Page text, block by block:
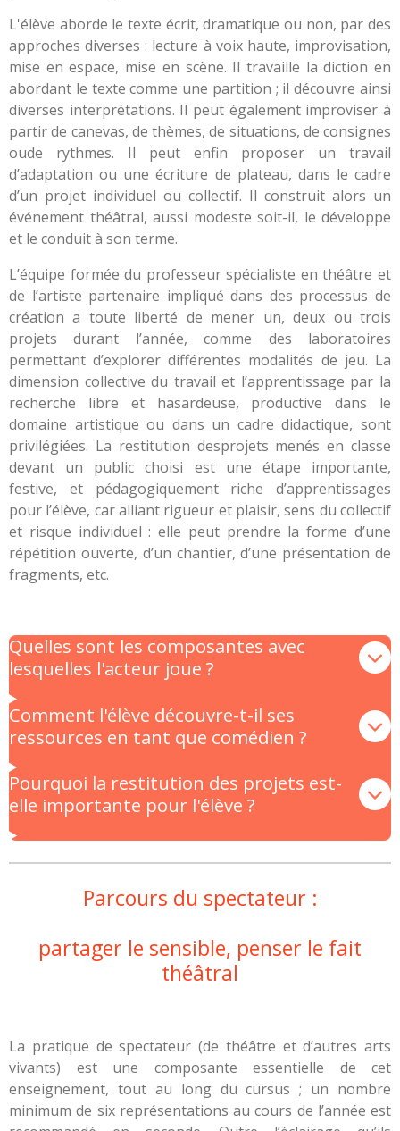
L'élève aborde le texte écrit, dramatique ou non, par des
approches diverses : lecture à voix haute, improvisation,
mise en espace, mise en scène. Il travaille la diction en
abordant le texte comme une partition ; il découvre ainsi
diverses interprétations. Il peut également improviser à
partir de canevas, de thèmes, de situations, de consignes
oude rythmes. Il peut enfin proposer un travail
d’adaptation ou une écriture de plateau, dans le cadre
d’un projet individuel ou collectif. Il construit alors un
événement théâtral, aussi modeste soit-il, le développe
et le conduit à son terme.
L’équipe formée du professeur spécialiste en théâtre et
de l’artiste partenaire impliqué dans des processus de
création a toute liberté de mener un, deux ou trois
projets durant l’année, comme des laboratoires
permettant d’explorer différentes modalités de jeu. La
dimension collective du travail et l’apprentissage par la
recherche libre et hasardeuse, productive dans le
domaine artistique ou dans un cadre didactique, sont
privilégiées. La restitution desprojets menés en classe
devant un public choisi est une étape importante,
festive, et pédagogiquement riche d’apprentissages
pour l’élève, car alliant rigueur et plaisir, sens du collectif
et risque individuel : elle peut prendre la forme d’une
répétition ouverte, d’un chantier, d’une présentation de
fragments, etc.
Quelles sont les composantes avec
lesquelles l'acteur joue ?
Comment l'élève découvre-t-il ses
ressources en tant que comédien ?
Pourquoi la restitution des projets est-
elle importante pour l'élève ?
Parcours du spectateur :
partager le sensible, penser le fait
théâtral
La pratique de spectateur (de théâtre et d’autres arts
vivants) est une composante essentielle de cet
enseignement, tout au long du cursus ; un nombre
minimum de six représentations au cours de l’année est